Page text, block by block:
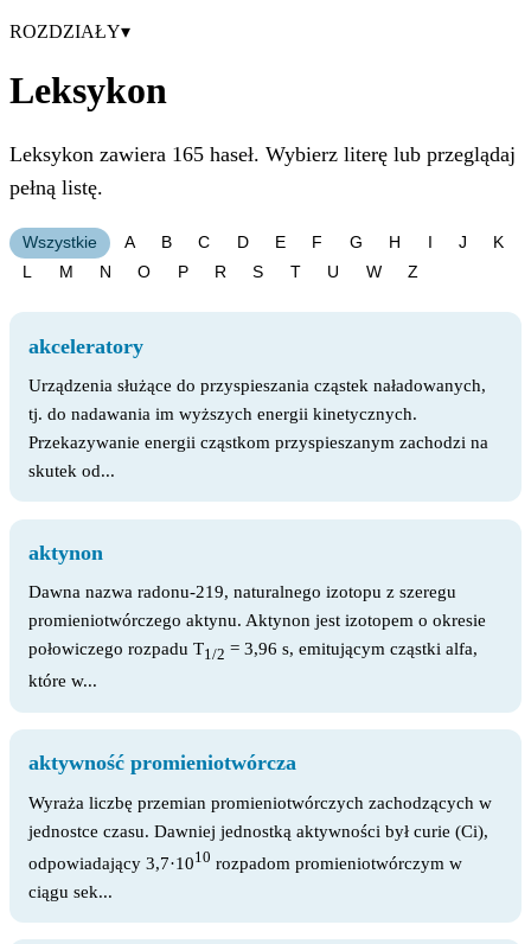
ROZDZIAŁY▾
Leksykon
Leksykon zawiera 165 haseł. Wybierz literę lub przeglądaj
pełną listę.
Wszystkie A B C D E F G H J
K
L
M N O P R S T U W Z
akceleratory
Urządzenia służące do przyspieszania cząstek naładowanych,
tj. do nadawania im wyższych energii kinetycznych.
Przekazywanie energii cząstkom przyspieszanym zachodzi na
skutek od...
aktynon
Dawna nazwa radonu-219, naturalnego izotopu z szeregu
promieniotwórczego aktynu. Aktynon jest izotopem o okresie
połowiczego rozpadu T1/2 = 3,96 s, emitującym cząstki alfa,
które w...
aktywność promieniotwórcza
Wyraża liczbę przemian promieniotwórczych zachodzących w
jednostce czasu. Dawniej jednostką aktywności był curie (Ci),
odpowiadający 3,7·1010 rozpadom promieniotwórczym w
ciągu sek...